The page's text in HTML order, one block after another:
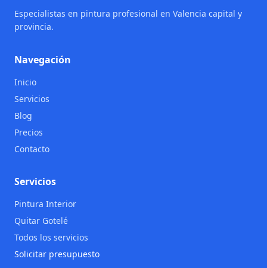
Especialistas en pintura profesional en Valencia capital y
provincia.
Navegación
Inicio
Servicios
Blog
Precios
Contacto
Servicios
Pintura Interior
Quitar Gotelé
Todos los servicios
Solicitar presupuesto